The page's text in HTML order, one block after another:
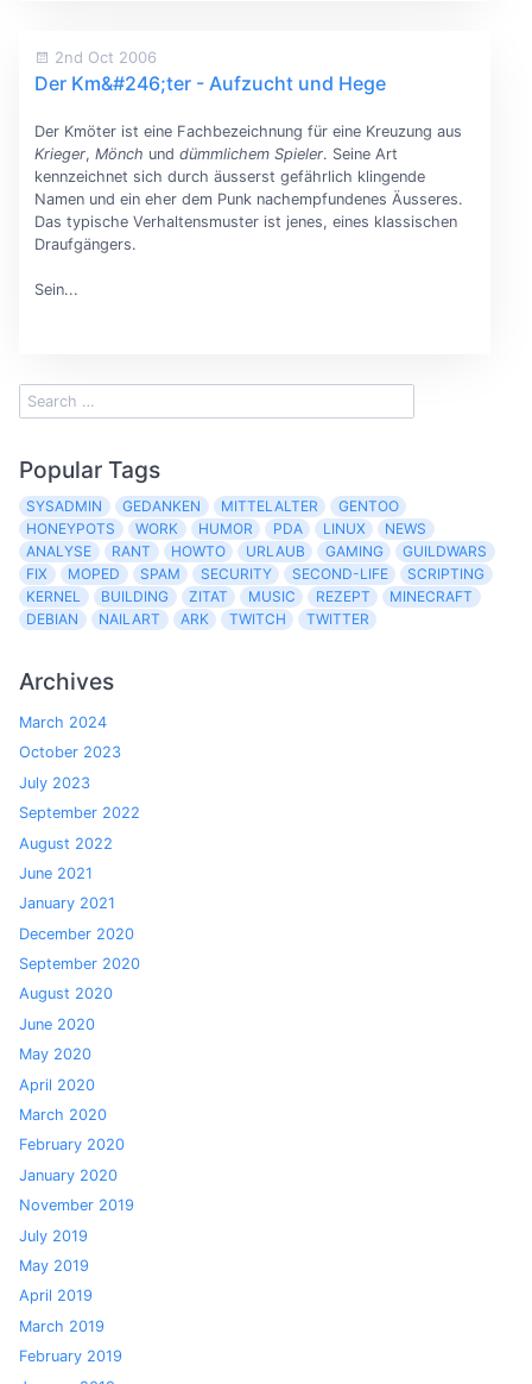
2nd Oct 2006
Der Km&#246;ter - Aufzucht und Hege
Der Kmöter ist eine Fachbezeichnung für eine Kreuzung aus
Krieger, Mönch und dümmlichem Spieler. Seine Art
kennzeichnet sich durch äusserst gefährlich klingende
Namen und ein eher dem Punk nachempfundenes Äusseres.
Das typische Verhaltensmuster ist jenes, eines klassischen
Draufgängers.
Sein...
Popular Tags
SYSADMIN GEDANKEN MITTELALTER
GENTOO
HONEYPOTS
WORK HUMOR PDA LINUX
NEWS
ANALYSE
RANT HOWTO URLAUB GAMING
GUILDWARS
FIX
MOPED SPAM SECURITY SECOND-LIFE
SCRIPTING
KERNEL
BUILDING ZITAT MUSIC REZEPT
MINECRAFT
DEBIAN
NAILART ARK TWITCH TWITTER
Archives
March 2024
October 2023
July 2023
September 2022
August 2022
June 2021
January 2021
December 2020
September 2020
August 2020
June 2020
May 2020
April 2020
March 2020
February 2020
January 2020
November 2019
July 2019
May 2019
April 2019
March 2019
February 2019